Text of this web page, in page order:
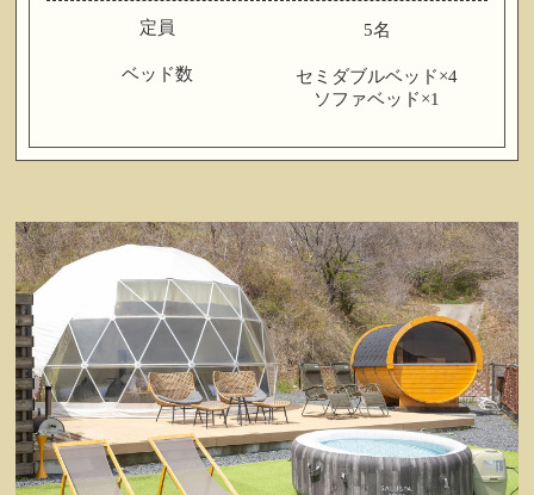
定員 5名
ベッド数
セミダブルベッド×4
ソファベッド×1